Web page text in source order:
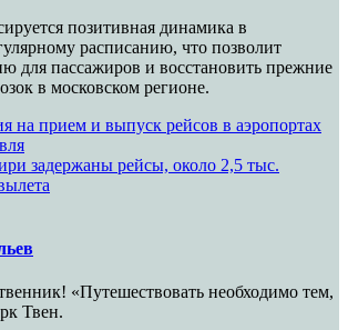
позитивная динамика в
расписанию, что позволит
для пассажиров и восстановить прежние
в московском регионе.
на прием и выпуск рейсов в аэропортах
задержаны рейсы, около 2,5 тыс.
«Путешествовать необходимо тем,
Твен.